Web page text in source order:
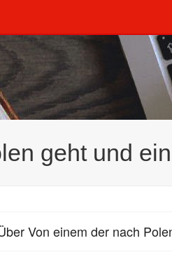
geht und
Von einem der nach